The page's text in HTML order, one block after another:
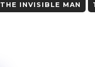
THE INVISIBLE MAN